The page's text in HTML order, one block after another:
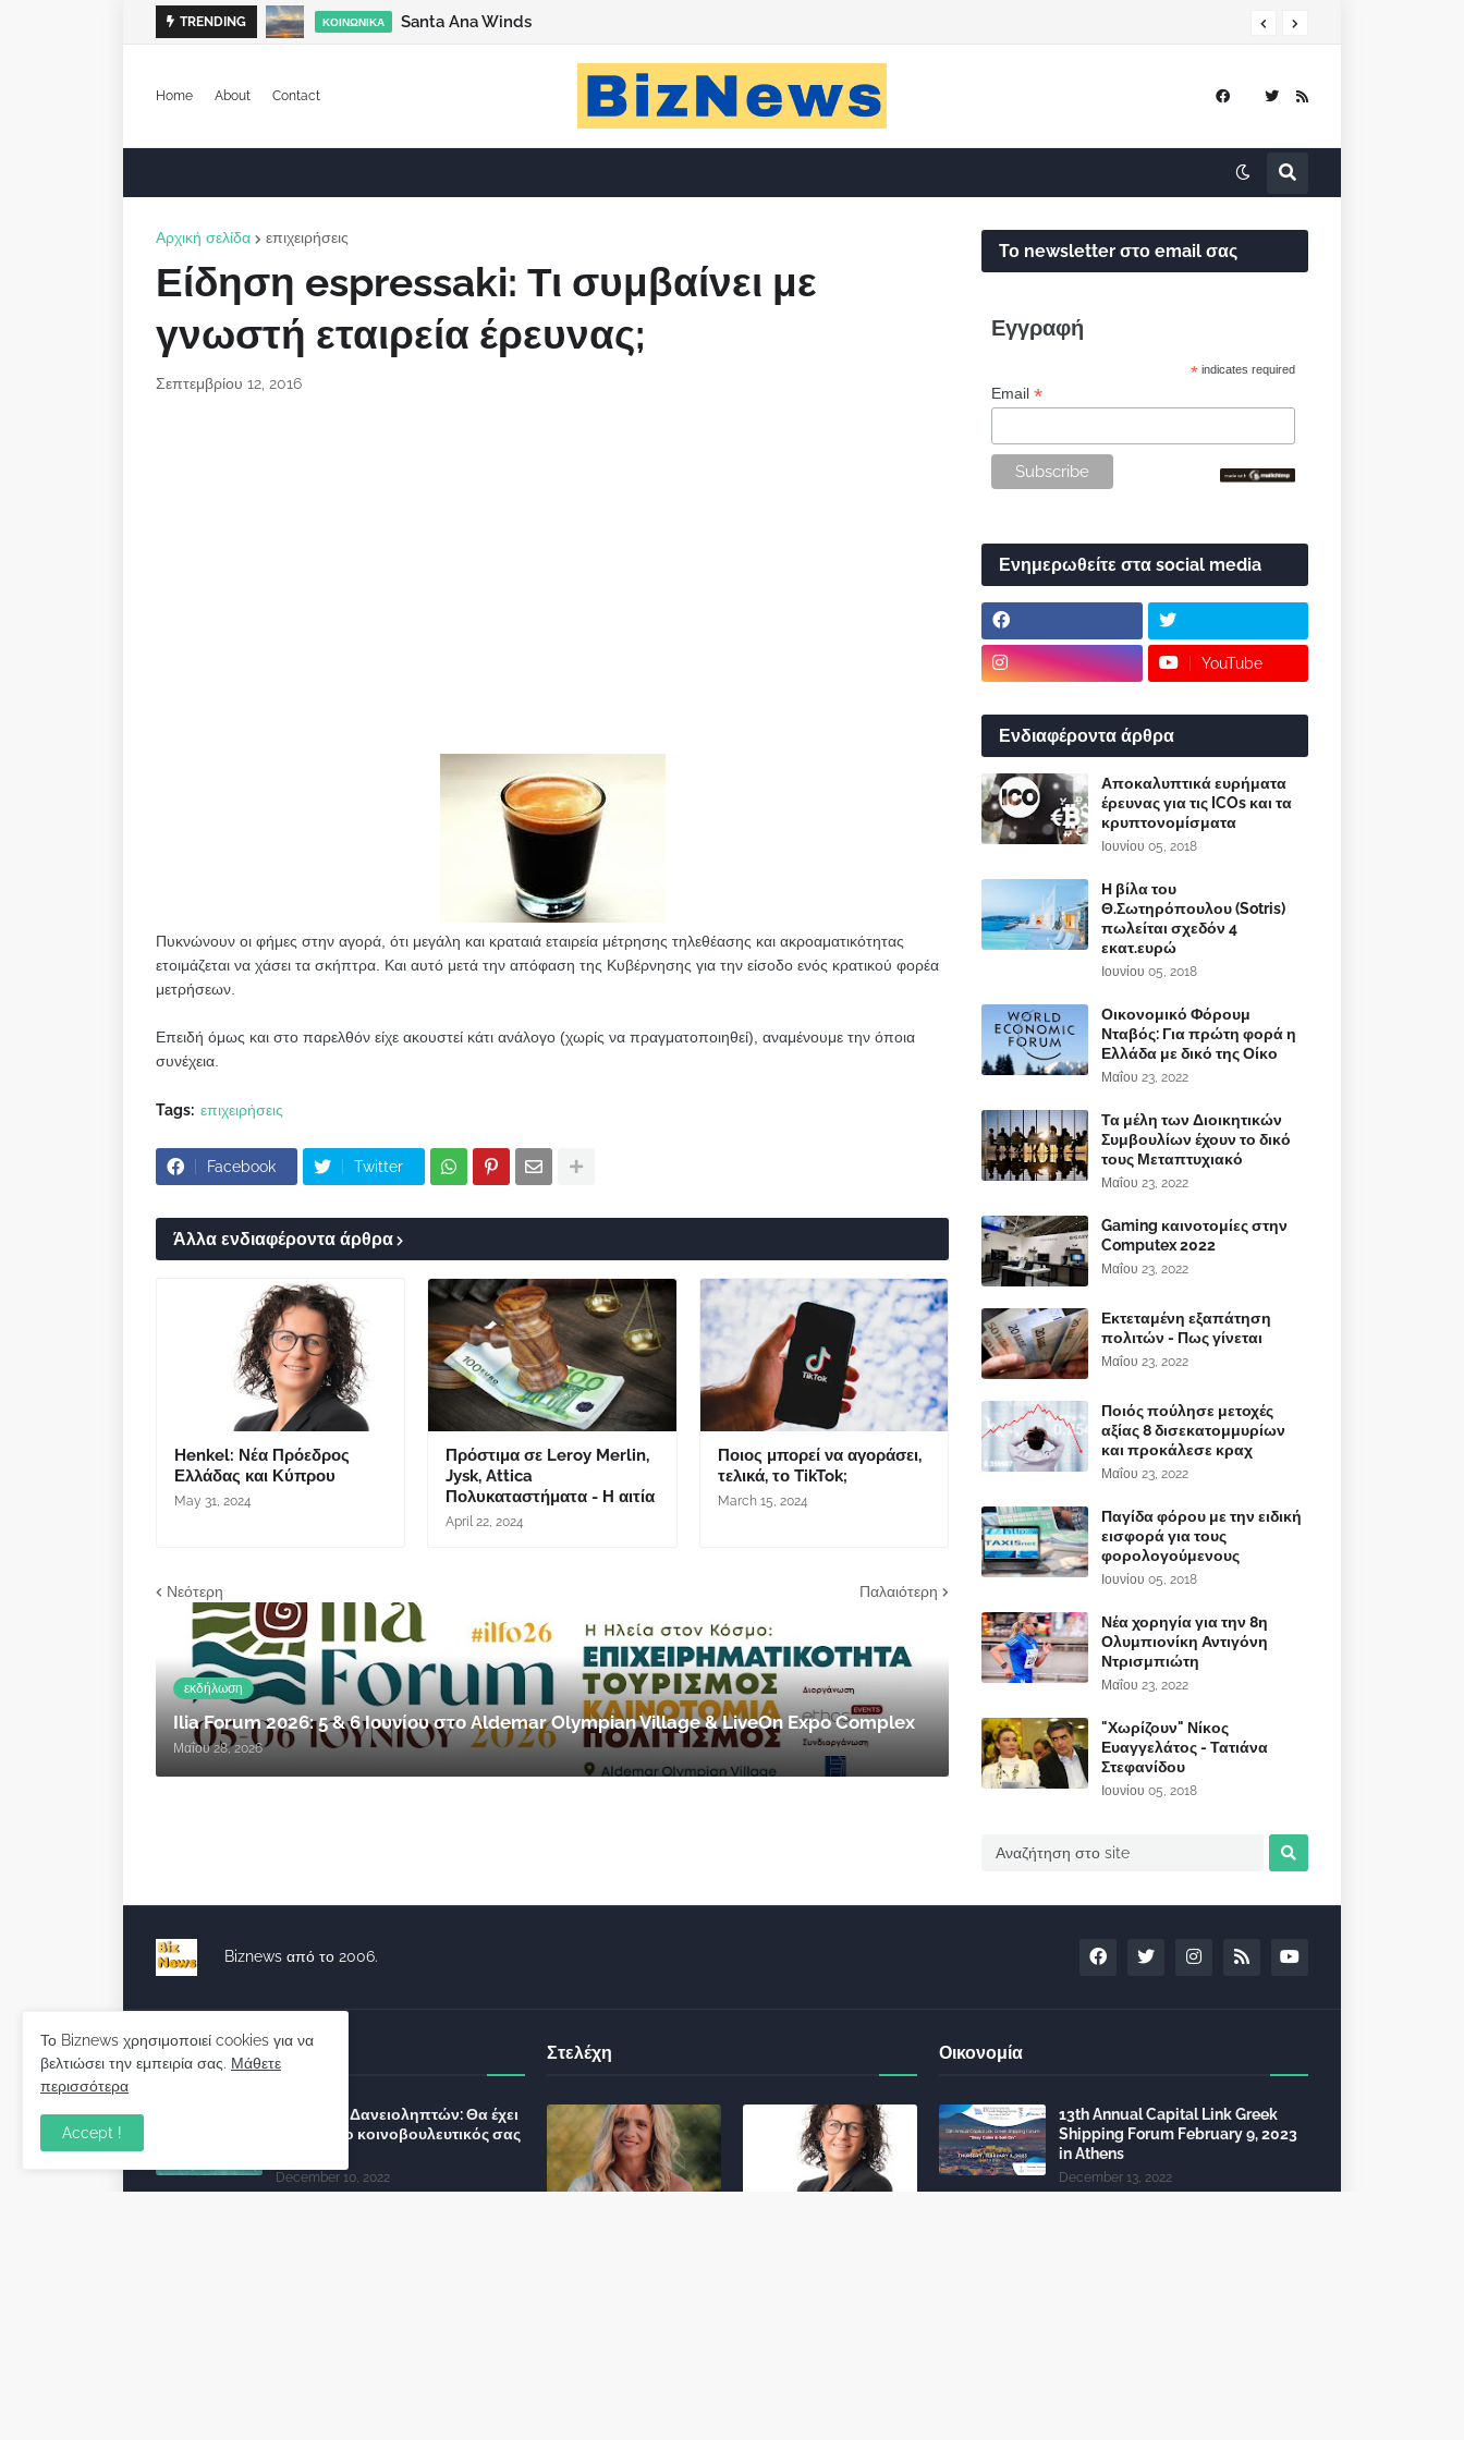
TRENDING ΚΟΙΝΩΝΙΚΆ Santa Ana Winds
Home About Contact
Αρχική σελίδα επιχειρήσεις
Είδηση espressaki: Τι συμβαίνει με
γνωστή εταιρεία έρευνας;
Σεπτεμβρίου 12, 2016
Πυκνώνουν οι φήμες στην αγορά, ότι μεγάλη και κραταιά εταιρεία μέτρησης τηλεθέασης και ακροαματικότητας
ετοιμάζεται να χάσει τα σκήπτρα. Και αυτό μετά την απόφαση της Κυβέρνησης για την είσοδο ενός κρατικού φορέα
μετρήσεων.
Επειδή όμως και στο παρελθόν είχε ακουστεί κάτι ανάλογο (χωρίς να πραγματοποιηθεί), αναμένουμε την όποια
συνέχεια.
Tags: επιχειρήσεις
Facebook Twitter
Άλλα ενδιαφέροντα άρθρα
Henkel: Νέα Πρόεδρος
Ελλάδας και Κύπρου
May 31, 2024
Πρόστιμα σε Leroy Merlin,
Jysk, Attica
Πολυκαταστήματα - Η αιτία
April 22, 2024
Ποιος μπορεί να αγοράσει,
τελικά, το TikTok;
March 15, 2024
Νεότερη Παλαιότερη
εκδήλωση
Ilia Forum 2026: 5 & 6 Ιουνίου στο Aldemar Olympian Village & LiveOn Expo Complex
Μαΐου 28, 2026
Το newsletter στο email σας
Εγγραφή
* indicates required
Email *
Ενημερωθείτε στα social media
YouTube
Ενδιαφέροντα άρθρα
Αποκαλυπτικά ευρήματα
έρευνας για τις ICOs και τα
κρυπτονομίσματα
Ιουνίου 05, 2018
Η βίλα του
Θ.Σωτηρόπουλου (Sotris)
πωλείται σχεδόν 4
εκατ.ευρώ
Ιουνίου 05, 2018
Οικονομικό Φόρουμ
Νταβός: Για πρώτη φορά η
Ελλάδα με δικό της Οίκο
Μαΐου 23, 2022
Τα μέλη των Διοικητικών
Συμβουλίων έχουν το δικό
τους Μεταπτυχιακό
Μαΐου 23, 2022
Gaming καινοτομίες στην
Computex 2022
Μαΐου 23, 2022
Εκτεταμένη εξαπάτηση
πολιτών - Πως γίνεται
Μαΐου 23, 2022
Ποιός πούλησε μετοχές
αξίας 8 δισεκατομμυρίων
και προκάλεσε κραχ
Μαΐου 23, 2022
Παγίδα φόρου με την ειδική
εισφορά για τους
φορολογούμενους
Ιουνίου 05, 2018
Νέα χορηγία για την 8η
Ολυμπιονίκη Αντιγόνη
Ντρισμπιώτη
Μαΐου 23, 2022
"Χωρίζουν" Νίκος
Ευαγγελάτος - Τατιάνα
Στεφανίδου
Ιουνίου 05, 2018
Biznews από το 2006.
Απόψεις
Σύλλογος Δανειοληπτών: Θα έχει
συνέχεια ο κοινοβουλευτικός σας
December 10, 2022
Στελέχη Οικονομία
13th Annual Capital Link Greek
Shipping Forum February 9, 2023
in Athens
December 13, 2022
Το Biznews χρησιμοποιεί cookies για να
βελτιώσει την εμπειρία σας. Μάθετε
περισσότερα
Accept !